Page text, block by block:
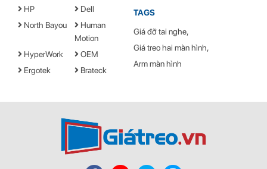
HP
Dell
North Bayou
Human
Motion
HyperWork
OEM
Ergotek
Brateck
TAGS
Giá đỡ tai nghe
Giá treo hai màn hình
Arm màn hình